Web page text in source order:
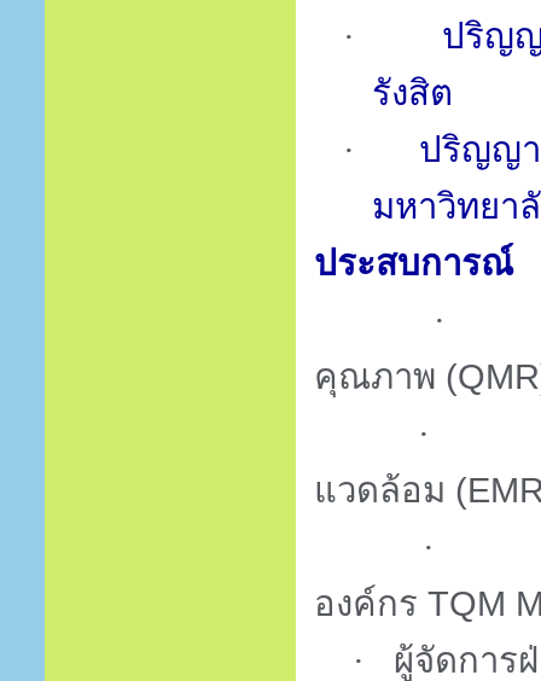
·
ปริญ
รังสิต
·
ปริญญ
มหาวิทยา
ประสบการณ์
·
คุณภาพ
·
แวดล้อม
·
องค์กร TQM
· ผู้จัดกา